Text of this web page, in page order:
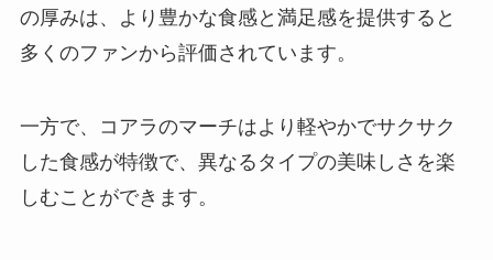
い状況は？
域はどこ？関東で売ってる？大阪
や京都ではどこで買える？
の厚みは、より豊かな食感と満足感を提供すると
多くのファンから評価されています。
一方で、コアラのマーチはより軽やかでサクサク
した食感が特徴で、異なるタイプの美味しさを楽
しむことができます。